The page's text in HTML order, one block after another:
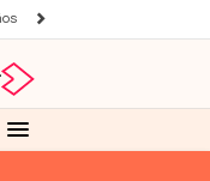
de libertad